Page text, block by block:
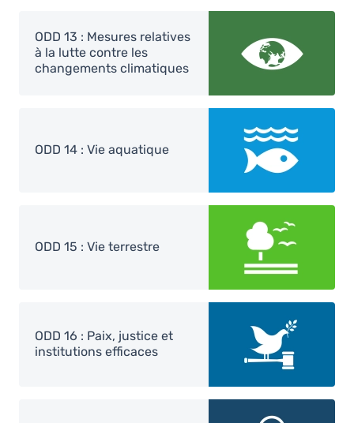
ODD 13 : Mesures relatives
à la lutte contre les
changements climatiques
ODD 14 : Vie aquatique
ODD 15 : Vie terrestre
ODD 16 : Paix, justice et
institutions efficaces